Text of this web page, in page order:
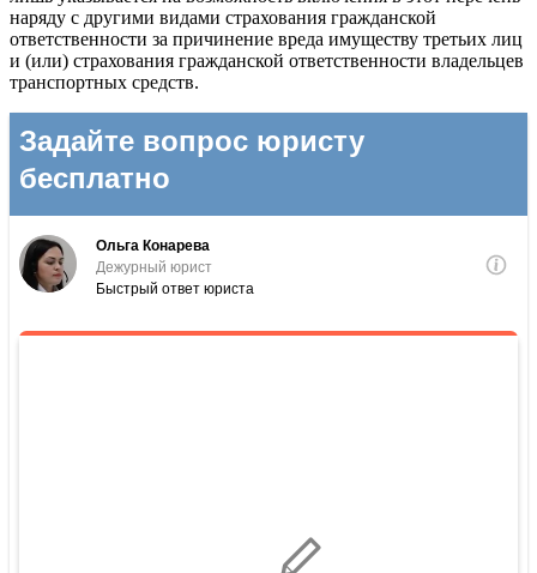
наряду с другими видами страхования гражданской
ответственности за причинение вреда имуществу третьих лиц
и (или) страхования гражданской ответственности владельцев
транспортных средств.